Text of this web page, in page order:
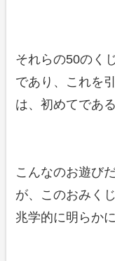
それらの50のく
であり、これを
は、初めてである
こんなのお遊び
が、このおみく
兆学的に明らか